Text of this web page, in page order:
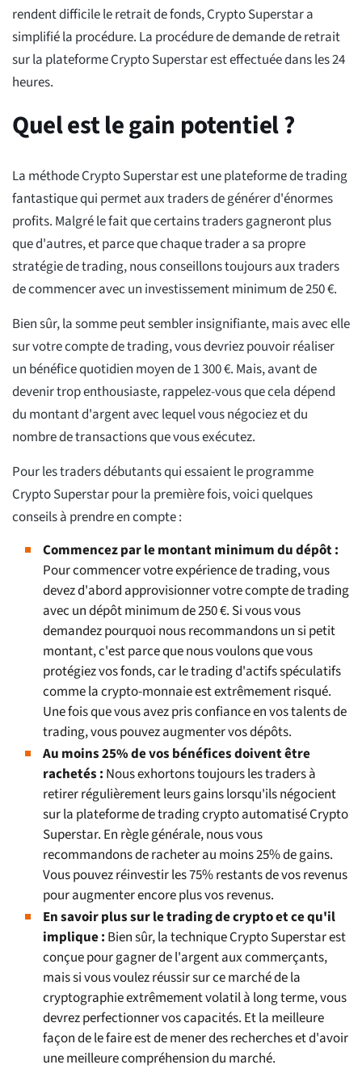
rendent difficile le retrait de fonds, Crypto Superstar a
simplifié la procédure. La procédure de demande de retrait
sur la plateforme Crypto Superstar est effectuée dans les 24
heures.
Quel est le gain potentiel ?
La méthode Crypto Superstar est une plateforme de trading
fantastique qui permet aux traders de générer d'énormes
profits. Malgré le fait que certains traders gagneront plus
que d'autres, et parce que chaque trader a sa propre
stratégie de trading, nous conseillons toujours aux traders
de commencer avec un investissement minimum de 250 €.
Bien sûr, la somme peut sembler insignifiante, mais avec elle
sur votre compte de trading, vous devriez pouvoir réaliser
un bénéfice quotidien moyen de 1 300 €. Mais, avant de
devenir trop enthousiaste, rappelez-vous que cela dépend
du montant d'argent avec lequel vous négociez et du
nombre de transactions que vous exécutez.
Pour les traders débutants qui essaient le programme
Crypto Superstar pour la première fois, voici quelques
conseils à prendre en compte :
Commencez par le montant minimum du dépôt :
Pour commencer votre expérience de trading, vous
devez d'abord approvisionner votre compte de trading
avec un dépôt minimum de 250 €. Si vous vous
demandez pourquoi nous recommandons un si petit
montant, c'est parce que nous voulons que vous
protégiez vos fonds, car le trading d'actifs spéculatifs
comme la crypto-monnaie est extrêmement risqué.
Une fois que vous avez pris confiance en vos talents de
trading, vous pouvez augmenter vos dépôts.
Au moins 25% de vos bénéfices doivent être
rachetés : Nous exhortons toujours les traders à
retirer régulièrement leurs gains lorsqu'ils négocient
sur la plateforme de trading crypto automatisé Crypto
Superstar. En règle générale, nous vous
recommandons de racheter au moins 25% de gains.
Vous pouvez réinvestir les 75% restants de vos revenus
pour augmenter encore plus vos revenus.
En savoir plus sur le trading de crypto et ce qu'il
implique : Bien sûr, la technique Crypto Superstar est
conçue pour gagner de l'argent aux commerçants,
mais si vous voulez réussir sur ce marché de la
cryptographie extrêmement volatil à long terme, vous
devrez perfectionner vos capacités. Et la meilleure
façon de le faire est de mener des recherches et d'avoir
une meilleure compréhension du marché.